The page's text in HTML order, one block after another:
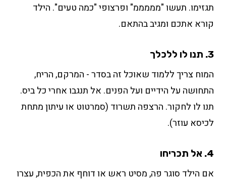
תגזימו. תעשו "מממממ" ופרצופי "כמה טעים". הילד
קורא אתכם ומגיב בהתאם.
3. תנו לו ללכלך
המוח צריך ללמוד שאוכל זה בסדר - המרקם, הריח,
התחושה על הידיים ועל הפנים. אל תנגבו אחרי כל ביס.
תנו לו לחקור. הרצפה תשרוד (סמרטוט או עיתון מתחת
לכיסא עוזר).
4. אל תכריחו
אם הילד סוגר פה, מסיט ראש או דוחף את הכפית, עצרו